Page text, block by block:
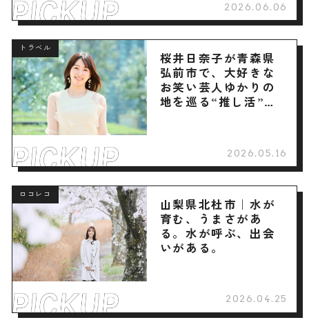
2026.06.06
トラベル
桜井日奈子が青森県
弘前市で、大好きな
お笑い芸人ゆかりの
地を巡る“推し活”旅
2026.05.16
ロコレコ
山梨県北杜市｜水が
育む、うまさがあ
る。水が呼ぶ、出会
いがある。
2026.04.25